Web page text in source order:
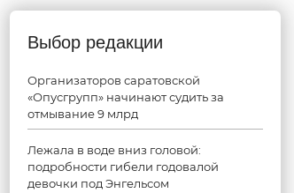
Выбор редакции
Организаторов саратовской
«Опусгрупп» начинают судить за
отмывание 9 млрд
Лежала в воде вниз головой:
подробности гибели годовалой
девочки под Энгельсом